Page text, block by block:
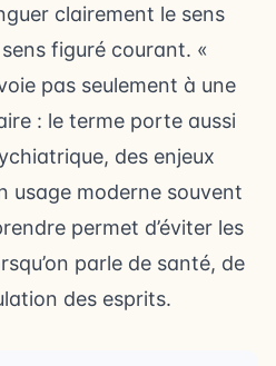
clairement le sens
figuré courant. «
pas seulement à une
: le terme porte aussi
des enjeux
usage moderne souvent
permet d’éviter les
parle de santé, de
des esprits.